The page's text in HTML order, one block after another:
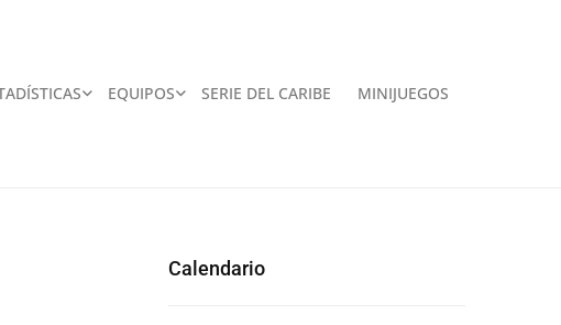
EQUIPOS SERIE DEL CARIBE MINIJUEGOS
Calendario